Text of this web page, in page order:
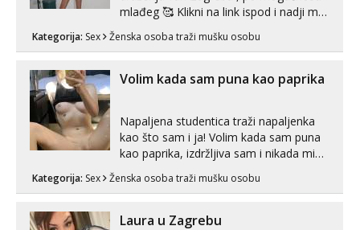
mlađeg 🥰 Klikni na link ispod i nadji me
Kategorija: Sex Ženska osoba traži mušku osobu
Volim kada sam puna kao paprika
Napaljena studentica traži napaljenka
kao što sam i ja! Volim kada sam puna
kao paprika, izdržljiva sam i nikada mi
puta dnevno bilo kad i bilo gdje zato se
link ispod i nadji me tamo, cekam te!
Kategorija: Sex Ženska osoba traži mušku osobu
Laura u Zagrebu